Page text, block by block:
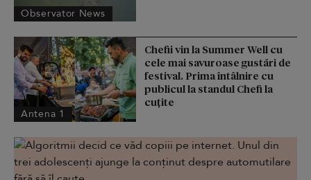
Observator News
Antena 1
Chefii vin la Summer Well cu
cele mai savuroase gustări de
festival. Prima întâlnire cu
publicul la standul Chefi la
cuțite